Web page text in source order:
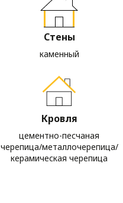
Стены
каменный
Кровля
цементно-песчаная
черепица/металлочерепица/
керамическая черепица